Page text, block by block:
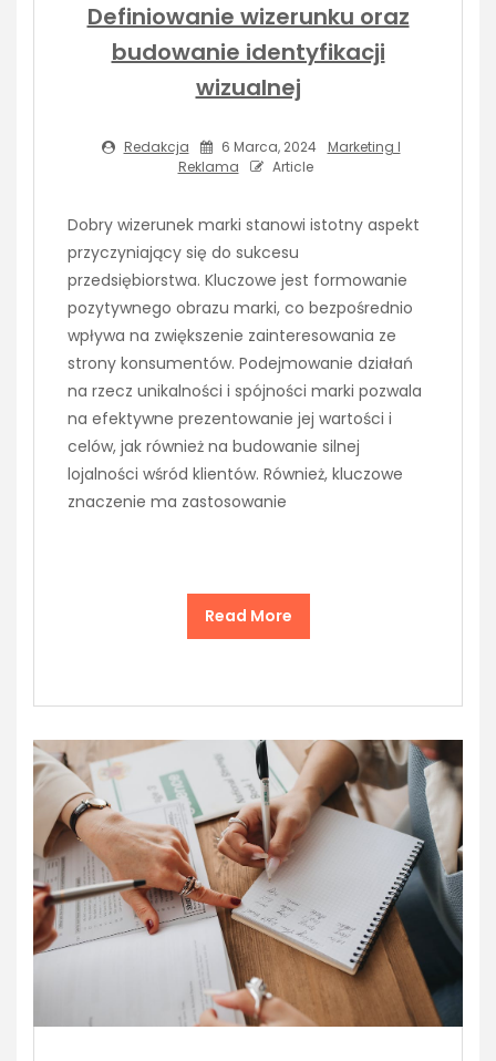
Definiowanie wizerunku oraz
budowanie identyfikacji
wizualnej
Redakcja 6 Marca, 2024
Marketing I
Reklama
Article
Dobry wizerunek marki stanowi istotny aspekt
przyczyniający się do sukcesu
przedsiębiorstwa. Kluczowe jest formowanie
pozytywnego obrazu marki, co bezpośrednio
wpływa na zwiększenie zainteresowania ze
strony konsumentów. Podejmowanie działań
na rzecz unikalności i spójności marki pozwala
na efektywne prezentowanie jej wartości i
celów, jak również na budowanie silnej
lojalności wśród klientów. Również, kluczowe
znaczenie ma zastosowanie
Read More